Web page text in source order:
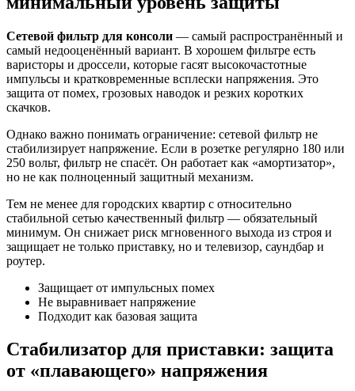
Сетевой фильтр для консоли — самый распространённый и
самый недооценённый вариант. В хорошем фильтре есть
варисторы и дроссели, которые гасят высокочастотные
импульсы и кратковременные всплески напряжения. Это
защита от помех, грозовых наводок и резких коротких
скачков.
Однако важно понимать ограничение: сетевой фильтр не
стабилизирует напряжение. Если в розетке регулярно 180 или
250 вольт, фильтр не спасёт. Он работает как «амортизатор»,
но не как полноценный защитный механизм.
Тем не менее для городских квартир с относительно
стабильной сетью качественный фильтр — обязательный
минимум. Он снижает риск мгновенного выхода из строя и
защищает не только приставку, но и телевизор, саундбар и
роутер.
Защищает от импульсных помех
Не выравнивает напряжение
Подходит как базовая защита
Стабилизатор для приставки: защита
от «плавающего» напряжения